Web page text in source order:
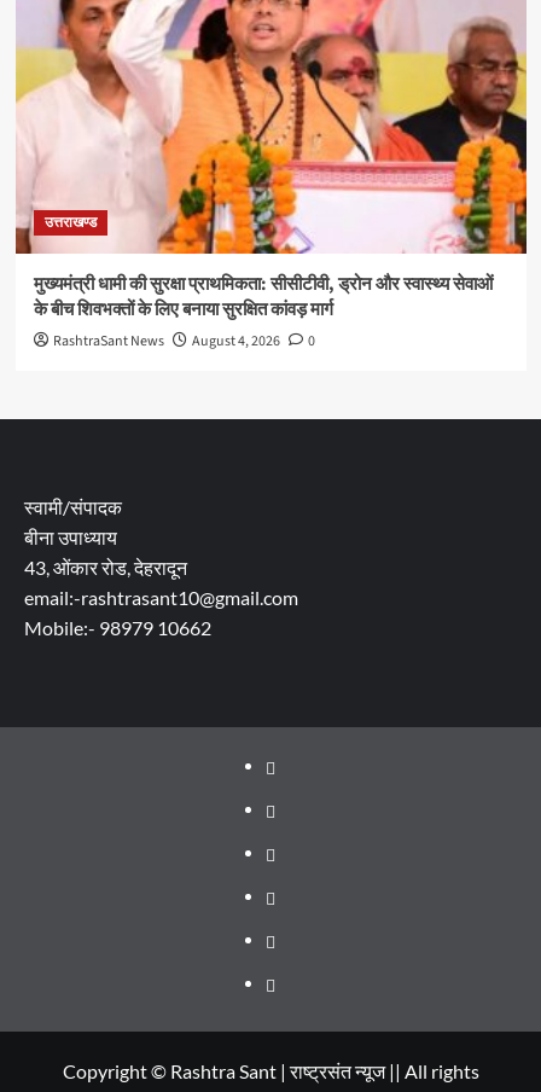
उत्तराखण्ड
मुख्यमंत्री धामी की सुरक्षा प्राथमिकता: सीसीटीवी, ड्रोन और स्वास्थ्य सेवाओं
के बीच शिवभक्तों के लिए बनाया सुरक्षित कांवड़ मार्ग
RashtraSant News August 4, 2026 0
स्वामी/संपादक
बीना उपाध्याय
43, ओंकार रोड, देहरादून
email:-rashtrasant10@gmail.com
Mobile:- 98979 10662
About
WEB
SERIES
TO
Dehradun
Smart
City
Life
in
Dehradun
Places
to
in
सम्पर्क
Copyright © Rashtra Sant | राष्ट्रसंत न्यूज || All rights